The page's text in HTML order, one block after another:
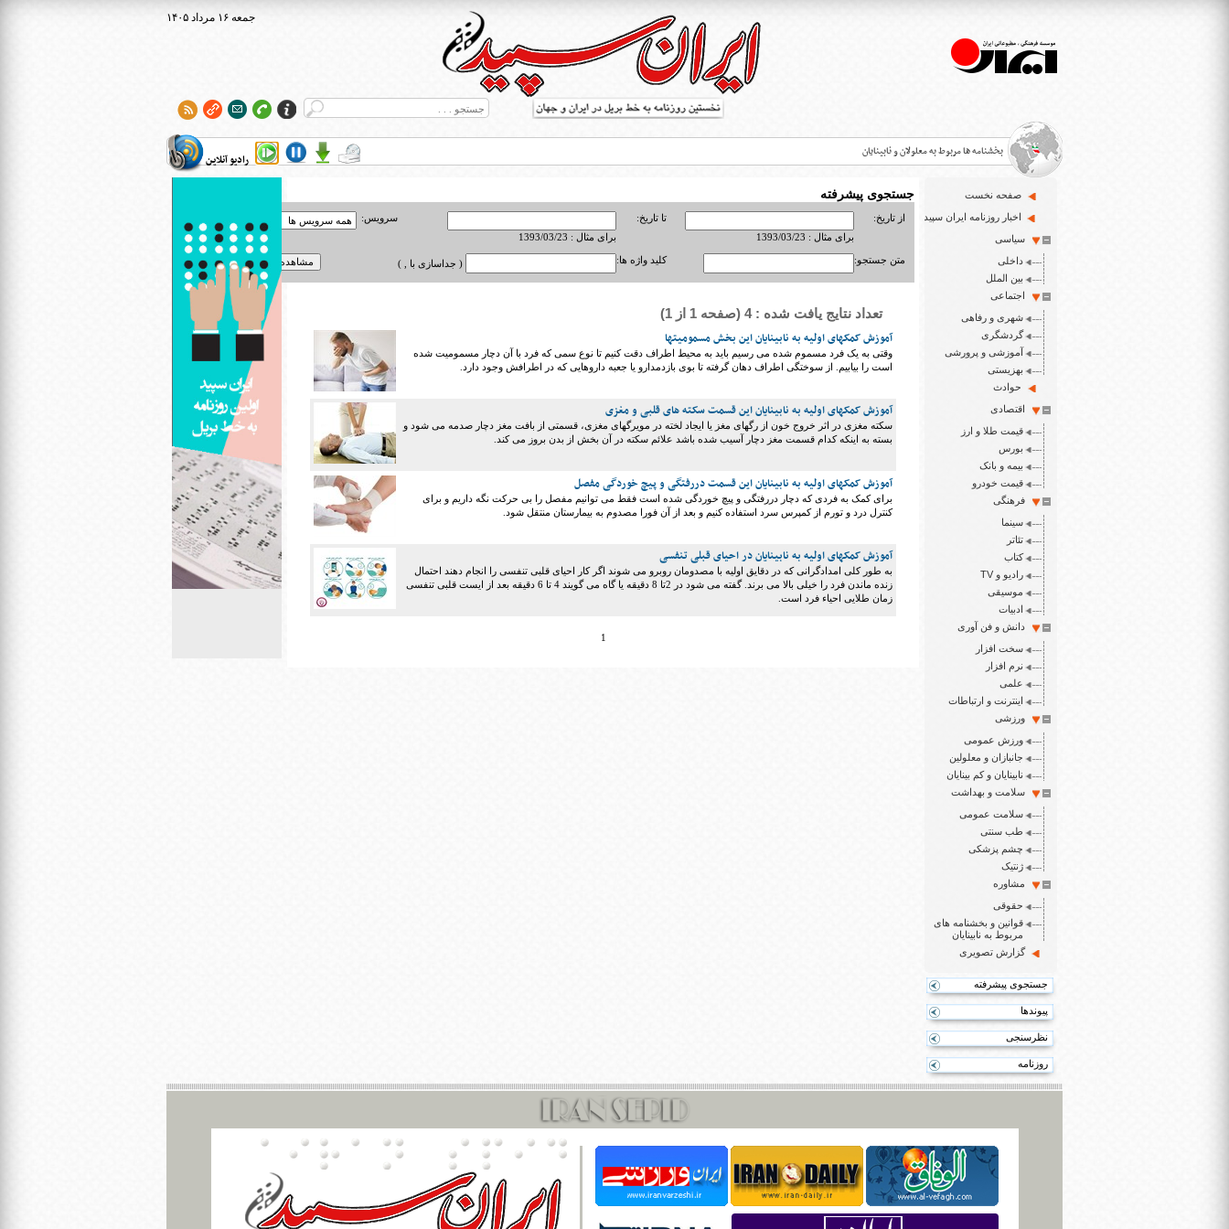
۱۴۰۵ جمعه ۱۶ مرداد
رادیو آنلاین
بخشنامه ها مربوط به معلولان و نابینایان
>
قانون حمایت از حقوق معلولان
اخبار حوزه معلولان و نابینایان
>
ایران سپید سایت خبری نابینایان و تنها روزنامه به خط بریل در جهان
>
صفحه نخست
اخبار روزنامه ایران سپید
سیاسی
داخلی
بین الملل
اجتماعی
شهری و رفاهی
گردشگری
آموزشی و پرورشی
بهزیستی
حوادث
اقتصادی
قیمت طلا و ارز
بورس
بیمه و بانک
قیمت خودرو
فرهنگی
سینما
تئاتر
کتاب
رادیو و TV
موسیقی
ادبیات
دانش و فن آوری
سخت افزار
نرم افزار
علمی
اینترنت و ارتباطات
ورزشی
ورزش عمومی
جانبازان و معلولین
نابینایان و کم بینایان
سلامت و بهداشت
سلامت عمومی
طب سنتی
چشم پزشکی
ژنتیک
مشاوره
حقوقی
قوانین و بخشنامه های
مربوط به نابینایان
گزارش تصویری
جستجوی پیشرفته
پیوندها
نظرسنجی
روزنامه
جستجوی پیشرفته
از تاریخ:
برای مثال : 1393/03/23
تا تاریخ:
برای مثال : 1393/03/23
سرویس:
متن جستجو: کلید واژه ها: ( جداسازی با , )
تعداد نتایج یافت شده : 4 (صفحه 1 از 1)
آموزش کمکهای اولیه به نابینایان این بخش مسمومیتها
وقتی به یک فرد مسموم شده می رسیم باید به محیط اطراف دقت کنیم تا نوع سمی که فرد با آن دچار مسمومیت شده
است را بیابیم. از سوختگی اطراف دهان گرفته تا بوی بازدمدارو یا جعبه داروهایی که در اطرافش وجود دارد.
آموزش کمکهای اولیه به نابینایان این قسمت سکته های قلبی و مغزی
سکته مغزی در اثر خروج خون از رگهای مغز یا ایجاد لخته در مویرگهای مغزی، قسمتی از بافت مغز دچار صدمه می شود و
بسته به اینکه کدام قسمت مغز دچار آسیب شده باشد علائم سکته در آن بخش از بدن بروز می کند.
آموزش کمکهای اولیه به نابینایان این قسمت دررفتگی و پیچ خوردگی مفصل
برای کمک به فردی که دچار دررفتگی و پیچ خوردگی شده است فقط می توانیم مفصل را بی حرکت نگه داریم و برای
کنترل درد و تورم از کمپرس سرد استفاده کنیم و بعد از آن فورا مصدوم به بیمارستان منتقل شود.
آموزش کمکهای اولیه به نابینایان در احیای قبلی تنفسی
به طور کلی امدادگرانی که در دقایق اولیه با مصدومان روبرو می شوند اگر کار احیای قلبی تنفسی را انجام دهند احتمال
زنده ماندن فرد را خیلی بالا می برند. گفته می شود در 2تا 8 دقیقه یا گاه می گویند 4 تا 6 دقیقه بعد از ایست قلبی تنفسی
زمان طلایی احیاء فرد است.
1